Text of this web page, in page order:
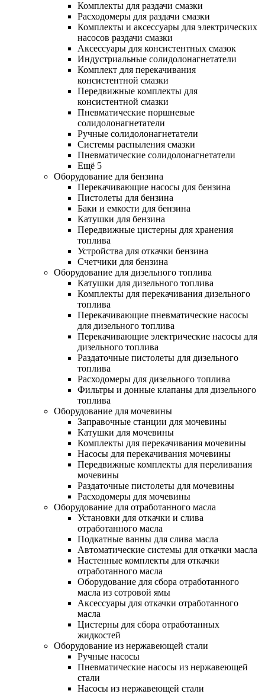
Комплекты для раздачи смазки
Расходомеры для раздачи смазки
Комплекты и аксессуары для электрических
насосов раздачи смазки
Аксессуары для консистентных смазок
Индустриальные солидолонагнетатели
Комплект для перекачивания
консистентной смазки
Передвижные комплекты для
консистентной смазки
Пневматические поршневые
солидолонагнетатели
Ручные солидолонагнетатели
Системы распыления смазки
Пневматические солидолонагнетатели
Ещё 5
Оборудование для бензина
Перекачивающие насосы для бензина
Пистолеты для бензина
Баки и емкости для бензина
Катушки для бензина
Передвижные цистерны для хранения
топлива
Устройства для откачки бензина
Счетчики для бензина
Оборудование для дизельного топлива
Катушки для дизельного топлива
Комплекты для перекачивания дизельного
топлива
Перекачивающие пневматические насосы
для дизельного топлива
Перекачивающие электрические насосы для
дизельного топлива
Раздаточные пистолеты для дизельного
топлива
Расходомеры для дизельного топлива
Фильтры и донные клапаны для дизельного
топлива
Оборудование для мочевины
Заправочные станции для мочевины
Катушки для мочевины
Комплекты для перекачивания мочевины
Насосы для перекачивания мочевины
Передвижные комплекты для переливания
мочевины
Раздаточные пистолеты для мочевины
Расходомеры для мочевины
Оборудование для отработанного масла
Установки для откачки и слива
отработанного масла
Подкатные ванны для слива масла
Автоматические системы для откачки масла
Настенные комплекты для откачки
отработанного масла
Оборудование для сбора отработанного
масла из сотровой ямы
Аксессуары для откачки отработанного
масла
Цистерны для сбора отработанных
жидкостей
Оборудование из нержавеющей стали
Ручные насосы
Пневматические насосы из нержавеющей
стали
Насосы из нержавеющей стали